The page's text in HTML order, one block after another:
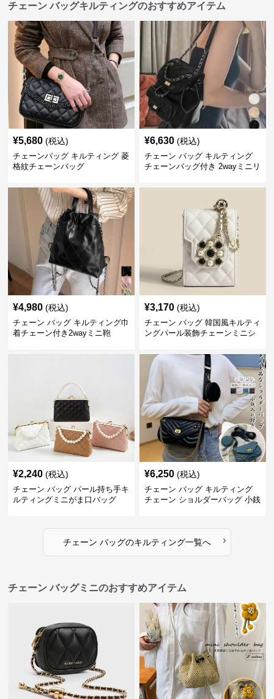
チェーン バッグキルティングのおすすめアイテム
¥5,680 (税込)
チェーンバッグ キルティング 菱
格紋チェーンバッグ
¥6,630 (税込)
チェーン バッグ キルティング
チェーンバッグ付き 2wayミニリ
¥4,980 (税込)
チェーン バッグ キルティング巾
着チェーン付き2wayミニ鞄
¥3,170 (税込)
チェーン バッグ 韓国風キルティ
ングパール装飾チェーンミニシ
¥2,240 (税込)
チェーン バッグ パール持ち手キ
ルティングミニがま口バッグ
¥6,250 (税込)
チェーン バッグ キルティング
チェーン ショルダーバッグ 小銭
チェーン バッグのキルティング一覧へ ›
チェーン バッグミニのおすすめアイテム